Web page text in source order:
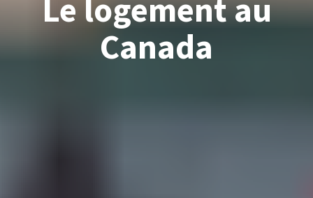
Le logement au
Canada